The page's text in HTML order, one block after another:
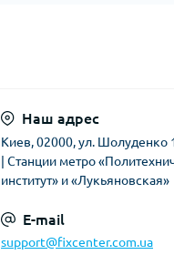
Наш адрес
Киев, 02000, ул. Шолуденко
| Станции метро
институт» и «Лукьяновская»
E-mail
support@fixcenter.com.ua